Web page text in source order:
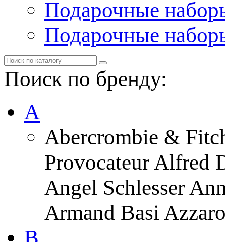
Подарочные
Подарочные
Поиск по бренду:
A
Abercrombie &
Provocateur Alfred
Angel Schlesser
Armand Basi